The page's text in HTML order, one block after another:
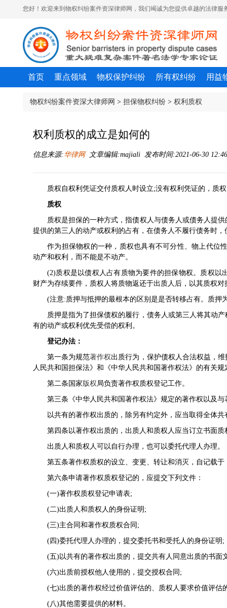
您好！欢迎来到物权纠纷案件资深律师网，我们竭诚为您提供卓越的法律服
首页 重点领域 物权保护纠纷 所有权纠纷 用益
物权纠纷案件资深大律师网 > 担保物权纠纷 > 权利质权
权利质权的成立是如何的
信息来源:华律网文章编辑:majiali 发布时间:2021-06-30
质权自权利凭证交付质权人时设立;没有权利凭证的，质
质权
质权是担保的一种方式，指债权人与债务人或债务人提
提供的第三人的动产或权利的占有，在债务人不履行债务时，
作为担保物权的一种，质权也具有不可分性、物上代位
动产和权利，而不能是不动产。
(2)质权是以债权人占有质物为要件的担保物权。质权以
财产为存续要件，质权人将质物返还于出质人后，以其质权
(注意:质押与抵押的最根本的区别是是否转移占有。质
质押是指为了担保债权的履行，债务人或第三人将其动
有的动产或权利优先受偿的权利。
登记办法：
第一条为规范著作权出质行为，保护债权人合法权益，
人民共和国 担保法》和《中华人民共和国 著作权法》的有关规
第二条国家版权局负责著作权质权登记工作。
第三条《中华人民共和国著作权法》规定的著作权以及
以共有的著作权出质的，除另有约定外，应当取得全体共
第四条以著作权出质的，出质人和质权人应当订立书面
出质人和质权人可以自行办理，也可以委托代理人办理。
第五条著作权质权的设立、变更、转让和消灭，自记载
第六条申请著作权质权登记的，应提交下列文件：
(一)著作权质权登记申请表;
(二)出质人和质权人的身份证明;
(三)主合同和著作权质权合同;
(四)委托代理人办理的，提交委托书和受托人的身份证明;
(五)以共有的著作权出质的，提交共有人同意出质的书面
(六)出质前授权他人使用的，提交授权合同;
(七)出质的著作权经过价值评估的、质权人要求价值评估
(八)其他需要提供的材料。